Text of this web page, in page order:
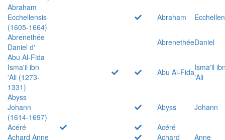
Abraham
Ecchellensis
(1605-1664)
Abraham
Abrenethée
Daniel d'
AbrenethéeDaniel
Abu Al-Fida
Isma'il ibn
'Ali (1273-
1331)
Abu Al-FidaIsma'il
'Ali
Abyss
Johann
(1614-1697)
Abyss
Johann
Acéré
Acéré
Achard Anne
Achard
Anne